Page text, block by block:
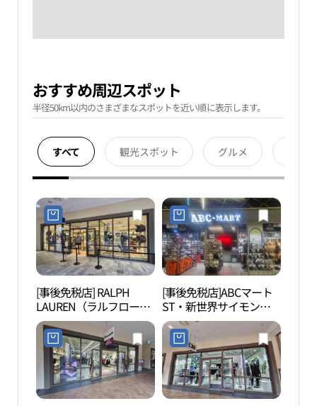
おすすめ周辺スポット
半径50km以内のさまざまなスポットを近い順に表示します。
すべて 観光スポット グルメ
[事後免税店] RALPH
LAUREN（ラルフローレ
ン）・新世界サイモンプ
レミアムアウトレットシ
フン（始興）店(폴로랄
프로렌 신세계사이먼프
리미엄아울렛 시흥점)
[事後免税店]ABCマート
ST・新世界サイモンプ
レミアムアウトレットシ
フン（始興）店(ABC마트
ST 신세계사이먼프리미
엄아울렛 시흥점)